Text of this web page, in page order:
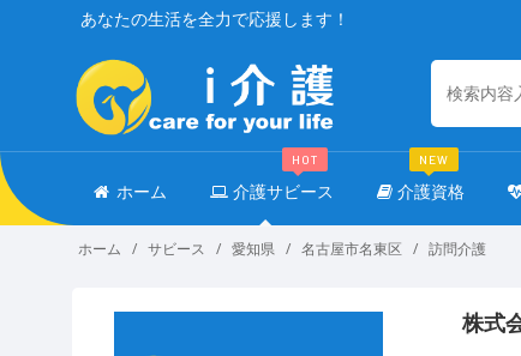
あなたの生活を全力で応援します！
ホーム 介護サビース
HOT
介護資格
NEW
ホーム サビース 愛知県 名古屋市名東区 訪問介護
株式